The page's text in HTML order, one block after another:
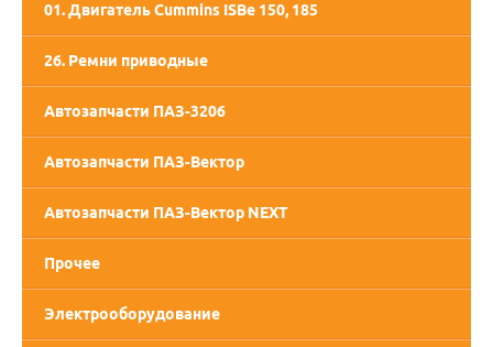
01. Двигатель Cummins ISBe 150, 185
26. Ремни приводные
Автозапчасти ПАЗ-3206
Автозапчасти ПАЗ-Вектор
Автозапчасти ПАЗ-Вектор NEXT
Прочее
Электрооборудование